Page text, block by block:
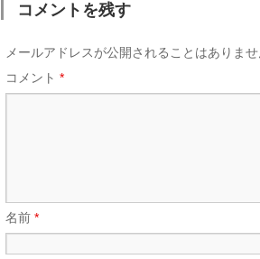
コメントを残す
メールアドレスが公開されることはありませ
コメント *
名前 *